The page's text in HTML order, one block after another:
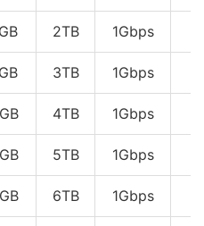
2TB 1Gbps
3TB 1Gbps
4TB 1Gbps
5TB 1Gbps
6TB 1Gbps